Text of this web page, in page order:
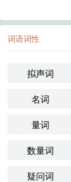
词语词性
拟声词
名词
量词
数量词
疑问词